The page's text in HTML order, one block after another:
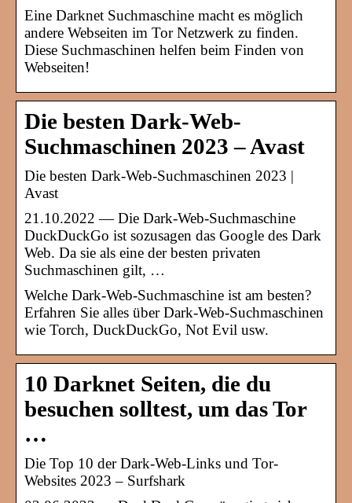
Eine Darknet Suchmaschine macht es möglich
andere Webseiten im Tor Netzwerk zu finden.
Diese Suchmaschinen helfen beim Finden von
Webseiten!
Die besten Dark-Web-
Suchmaschinen 2023 – Avast
Die besten Dark-Web-Suchmaschinen 2023 |
Avast
21.10.2022 — Die Dark-Web-Suchmaschine
DuckDuckGo ist sozusagen das Google des Dark
Web. Da sie als eine der besten privaten
Suchmaschinen gilt, …
Welche Dark-Web-Suchmaschine ist am besten?
Erfahren Sie alles über Dark-Web-Suchmaschinen
wie Torch, DuckDuckGo, Not Evil usw.
10 Darknet Seiten, die du
besuchen solltest, um das Tor
…
Die Top 10 der Dark-Web-Links und Tor-
Websites 2023 – Surfshark